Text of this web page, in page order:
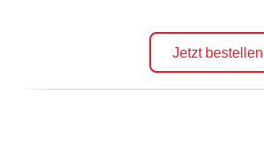
Jetzt bestellen